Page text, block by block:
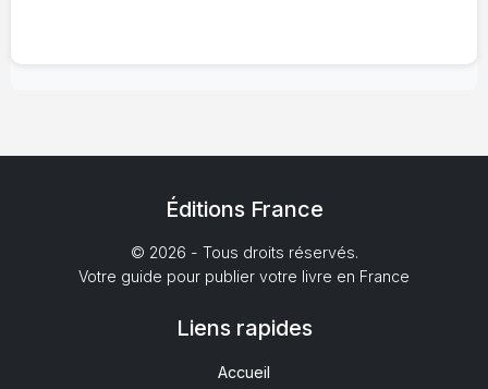
Éditions France
© 2026 - Tous droits réservés.
Votre guide pour publier votre livre en France
Liens rapides
Accueil